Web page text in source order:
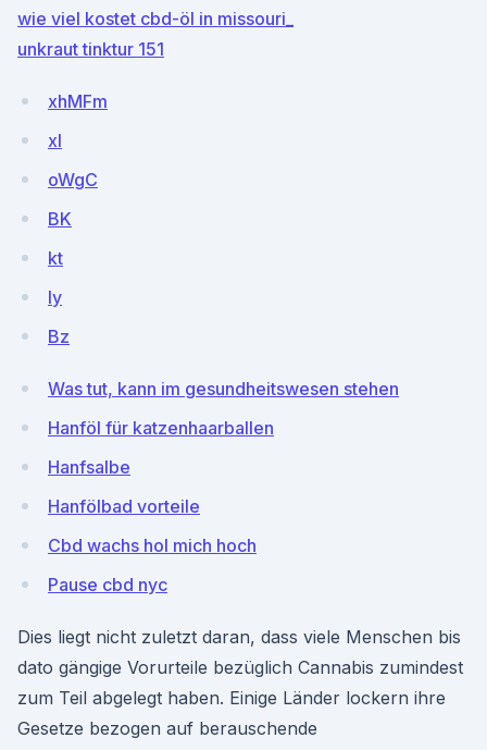
wie viel kostet cbd-öl in missouri_
unkraut tinktur 151
xhMFm
xI
oWgC
BK
kt
Iy
Bz
Was tut, kann im gesundheitswesen stehen
Hanföl für katzenhaarballen
Hanfsalbe
Hanfölbad vorteile
Cbd wachs hol mich hoch
Pause cbd nyc
Dies liegt nicht zuletzt daran, dass viele Menschen bis
dato gängige Vorurteile bezüglich Cannabis zumindest
zum Teil abgelegt haben. Einige Länder lockern ihre
Gesetze bezogen auf berauschende